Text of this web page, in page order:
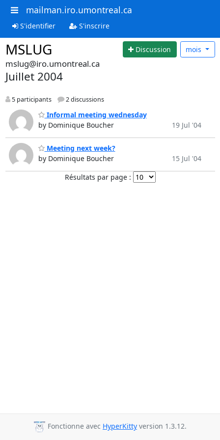
mailman.iro.umontreal.ca
S'identifier S'inscrire
MSLUG Discussion mois
mslug@iro.umontreal.ca
Juillet 2004
5 participants 2 discussions
Informal meeting wednesday
by Dominique Boucher
19 Jul '04
Meeting next week?
by Dominique Boucher
15 Jul '04
Résultats par page :
Fonctionne avec HyperKitty version 1.3.12.